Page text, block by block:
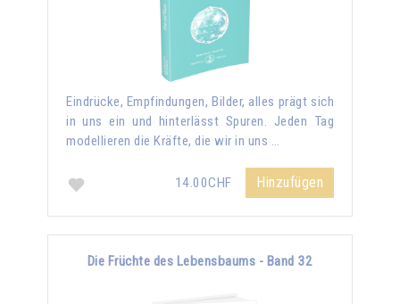
Eindrücke, Empfindungen, Bilder, alles prägt sich
in uns ein und hinterlässt Spuren. Jeden Tag
modellieren die Kräfte, die wir in uns …
14.00CHF Hinzufügen
Die Früchte des Lebensbaums - Band 32